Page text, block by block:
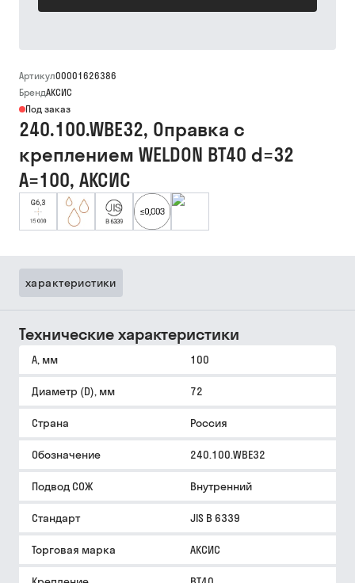
Артикул00001626386
БрендАКСИС
Под заказ
240.100.WBE32, Оправка с
креплением WELDON BT40 d=32
A=100, АКСИС
характеристики
Технические характеристики
A, мм 100
Диаметр (D), мм 72
Страна Россия
Обозначение 240.100.WBE32
Подвод СОЖ Внутренний
Стандарт JIS B 6339
Торговая марка АКСИС